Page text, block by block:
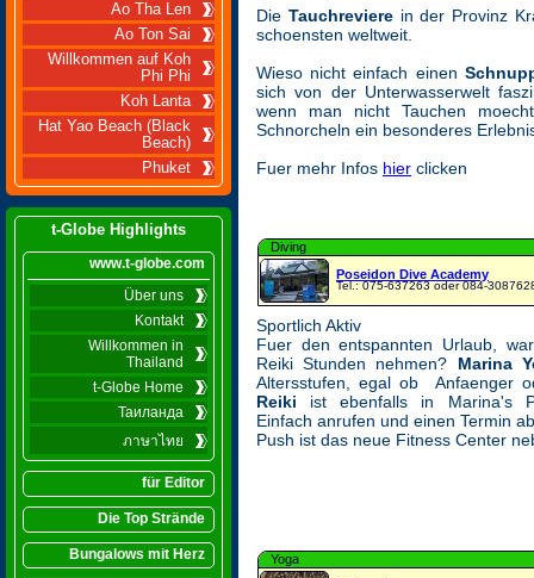
Ao Tha Len
Ao Ton Sai
Willkommen auf Koh
Phi Phi
Koh Lanta
Hat Yao Beach (Black
Beach)
Phuket
t-Globe Highlights
www.t-globe.com
Über uns
Kontakt
Willkommen in
Thailand
t-Globe Home
Таиланда
ภาษาไทย
für Editor
Die Top Strände
Bungalows mit Herz
Die Tauchrevierein der Provinz
schoensten weltweit.
Wieso nicht einfach einen
sich von der Unterwasserwelt
wenn man nicht Tauchen
Schnorcheln ein besonderes
Fuer mehr Infos hier clicken
Diving
Poseidon Dive Academy
Tel.: 075-637263 oder 084-
Sportlich Aktiv
Fuer den entspannten Urlaub,
Reiki Stunden nehmen? Marina
Altersstufen, egal ob Anfaenger
Reiki ist ebenfalls in Marina's
Einfach anrufen und einen Termin
Push ist das neue Fitness Center
Yoga